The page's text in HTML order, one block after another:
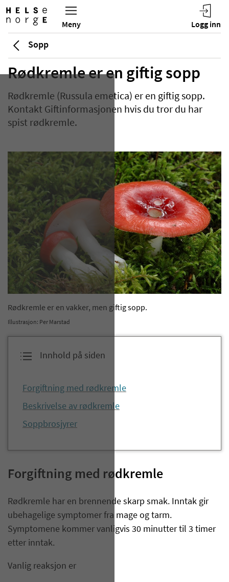
Sopp
Rødkremle er en giftig sopp
Rødkremle (Russula emetica) er en giftig sopp.
Kontakt Giftinformasjonen hvis du tror du har
spist rødkremle.
​Rødkremle er en vakker, men giftig sopp.
Illustrasjon: Per Marstad
Innhold på siden
​Forgiftning med rødkremle​
Beskrivelse av rødkremle​​​​
Soppbrosjyrer
​Forgiftning med rødkremle​
Rødkremle har en brennende skarp smak. Inntak gir
ubehagelige symptomer fra mage og tarm.
Symptomene kommer vanligvis 30 minutter til 3 timer
etter inntak.
Vanlig reaksjon er